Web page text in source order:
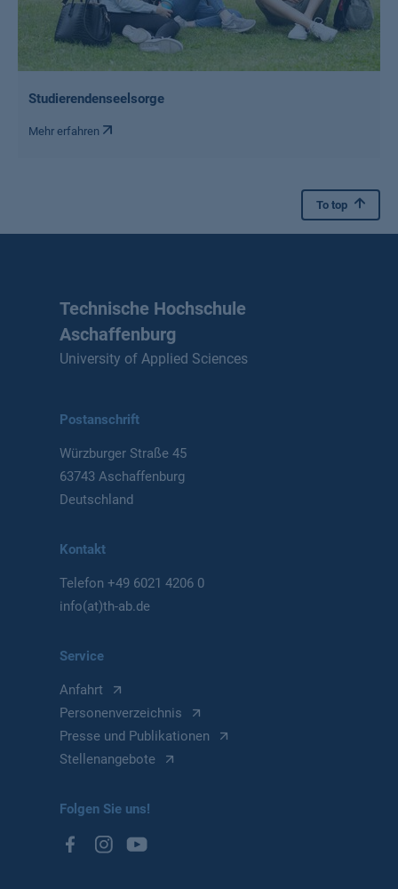
Studierendenseelsorge
Mehr erfahren
To top
Technische Hochschule
Aschaffenburg
University of Applied Sciences
Postanschrift
Würzburger Straße 45
63743 Aschaffenburg
Deutschland
Kontakt
Telefon+49 6021 4206 0
info(at)th-ab.de
Service
Anfahrt
Personenverzeichnis
Presse und Publikationen
Stellenangebote
Folgen Sie uns!